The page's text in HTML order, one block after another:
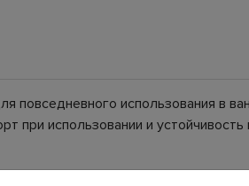
повседневного использования в
при использовании и